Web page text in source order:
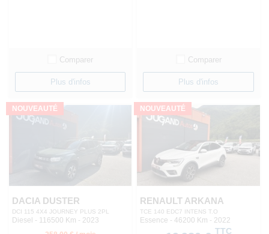
Comparer
Plus d'infos
Comparer
Plus d'infos
NOUVEAUTÉ
DACIA DUSTER
DCI 115 4X4 JOURNEY PLUS 2PL
Diesel - 116500 Km - 2023
NOUVEAUTÉ
RENAULT ARKANA
TCE 140 EDC7 INTENS T.O
Essence - 46200 Km - 2022
TTC